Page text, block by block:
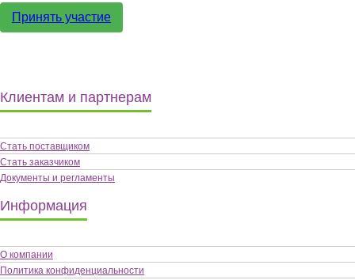
Принять участие
Клиентам и партнерам
Стать поставщиком
Стать заказчиком
Документы и регламенты
Информация
О компании
Политика конфиденциальности